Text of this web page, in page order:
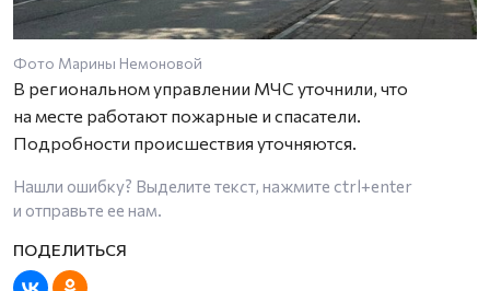
Фото Марины Немоновой
В региональном управлении МЧС уточнили, что
на месте работают пожарные и спасатели.
Подробности происшествия уточняются.
Нашли ошибку? Выделите текст, нажмите ctrl+enter
и отправьте ее нам.